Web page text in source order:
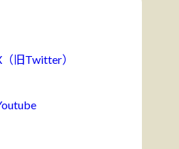
旧Twitter）